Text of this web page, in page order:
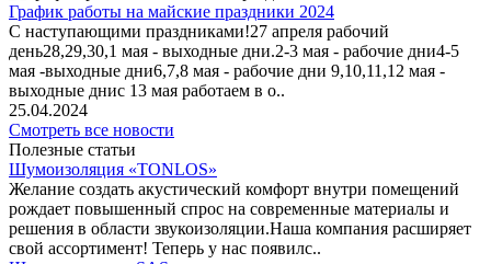
График работы на майские праздники 2024
С наступающими праздниками!27 апреля рабочий
день28,29,30,1 мая - выходные дни.2-3 мая - рабочие дни4-5
мая -выходные дни6,7,8 мая - рабочие дни 9,10,11,12 мая -
выходные днис 13 мая работаем в о..
25.04.2024
Смотреть все новости
Полезные статьи
Шумоизоляция «TONLOS»
Желание создать акустический комфорт внутри помещений
рождает повышенный спрос на современные материалы и
решения в области звукоизоляции.Наша компания расширяет
свой ассортимент! Теперь у нас появилс..